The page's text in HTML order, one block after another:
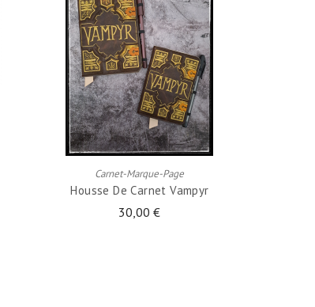
Carnet-Marque-Page
Housse De Carnet Vampyr
30,00 €
AJOUTER AU PANIER